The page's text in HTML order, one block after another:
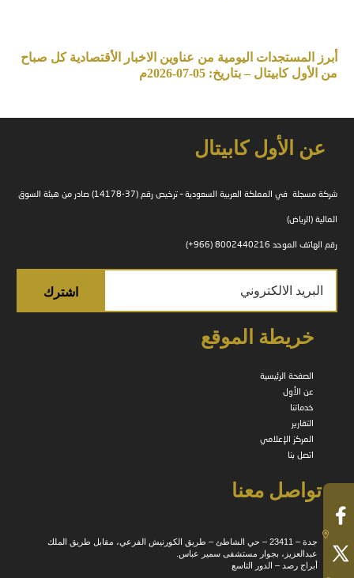
أبرز المستجدات اليومية من عناوين الاخبار الأقتصادية كل صباح
من الأول كابيتال – بتاريخ: 05-07-2026م
عن الأول كابيتال
شركة مسجلة في المملكة العربية السعودية – ترخيص رقم (37-14178) صادر من هيئة السوق
المالية (الرياض)
رقم الهاتف الموحد 8002440216 (966+)
خريطة الموقع
الصفحة الرئيسية
عن الأول
خدماتنا
التقارير
المركز الإعلامي
اتصل بنا
تواصل معنا
جدة – 23411 – حي الشاطئ – طريق الكورنيش الفرعي، مقابل طريق الملك
عبدالعزيز، بجوار مستشفى سمير عباس.
أبراج رصد – الدور التاسع